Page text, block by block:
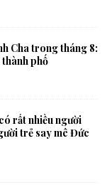
Cha trong tháng 8:
phố
rất nhiều người
trẻ say mê Đức